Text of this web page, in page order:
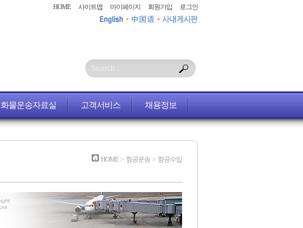
HOME 사이트맵 마이페이지 회원가입 로그인
Search...
화물운송자료실 고객서비스 채용정보
HOME > 항공운송 > 항공수입